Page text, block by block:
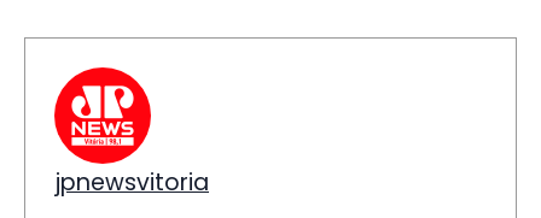
jpnewsvitoria